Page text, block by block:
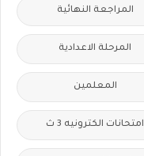
المراجعة النهائية
المرحلة الاعدادية
المعلمين
امتحانات الكترونيه 3 ث